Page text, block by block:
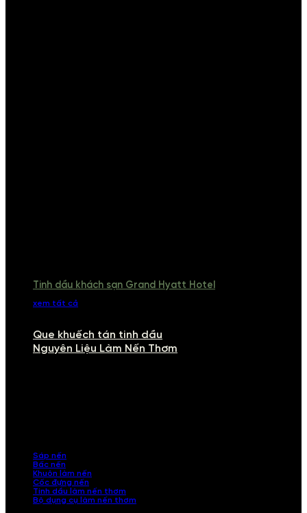
Tinh dầu khách sạn Grand Hyatt Hotel
xem tất cả
Que khuếch tán tinh dầu
Nguyên Liệu Làm Nến Thơm
Sáp nến
Bấc nến
Khuôn làm nến
Cốc đựng nến
Tinh dầu làm nến thơm
Bộ dụng cụ làm nến thơm